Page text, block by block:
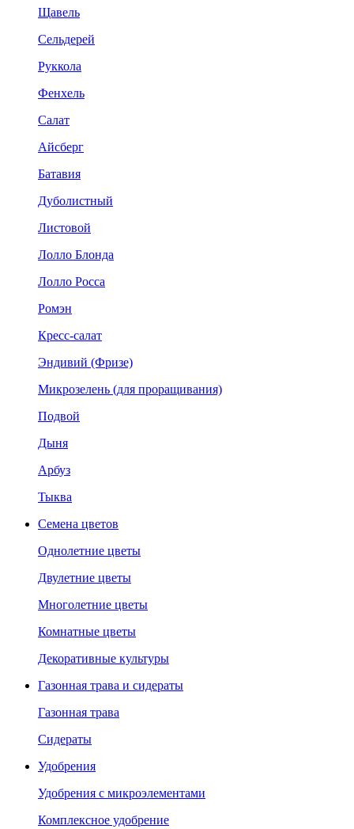
Щавель
Сельдерей
Руккола
Фенхель
Салат
Айсберг
Батавия
Дуболистный
Листовой
Лолло Блонда
Лолло Росса
Ромэн
Кресс-салат
Эндивий (Фризе)
Микрозелень (для проращивания)
Подвой
Дыня
Арбуз
Тыква
Семена цветов
Однолетние цветы
Двулетние цветы
Многолетние цветы
Комнатные цветы
Декоративные культуры
Газонная трава и сидераты
Газонная трава
Сидераты
Удобрения
Удобрения с микроэлементами
Комплексное удобрение